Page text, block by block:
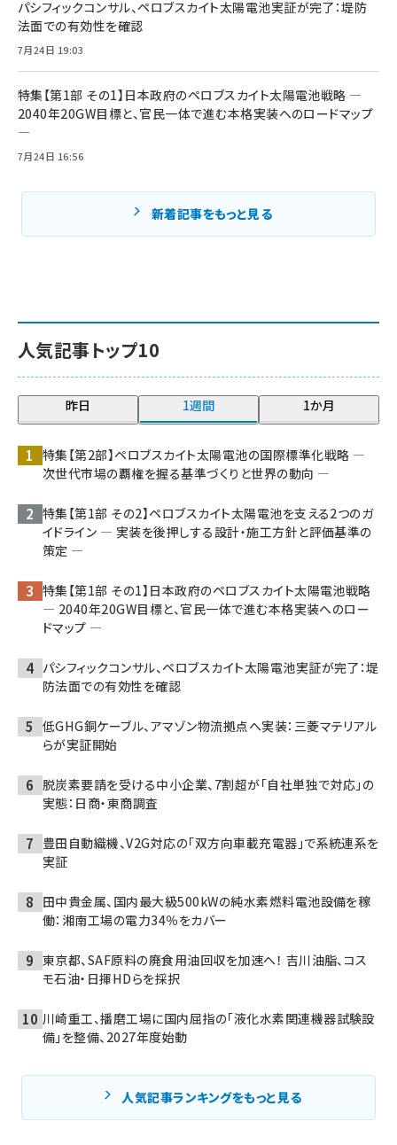
人気記事トップ10
昨日 1週間 1か月
特集【第2部】ペロブスカイト太陽電池の国際標準化戦略 ―
次世代市場の覇権を握る基準づくりと世界の動向 ―
特集【第1部 その2】ペロブスカイト太陽電池を支える2つのガ
イドライン ― 実装を後押しする設計・施工方針と評価基準の
策定 ―
特集【第1部 その1】日本政府のペロブスカイト太陽電池戦略
― 2040年20GW目標と、官民一体で進む本格実装へのロー
ドマップ ―
パシフィックコンサル、ペロブスカイト太陽電池実証が完了：堤
防法面での有効性を確認
低GHG銅ケーブル、アマゾン物流拠点へ実装：三菱マテリアル
らが実証開始
脱炭素要請を受ける中小企業、7割超が「自社単独で対応」の
実態：日商・東商調査
豊田自動織機、V2G対応の「双方向車載充電器」で系統連系を
実証
田中貴金属、国内最大級500kWの純水素燃料電池設備を稼
働：湘南工場の電力34％をカバー
東京都、SAF原料の廃食用油回収を加速へ！ 吉川油脂、コス
モ石油・日揮HDらを採択
川崎重工、播磨工場に国内屈指の「液化水素関連機器試験設
備」を整備、2027年度始動
人気記事ランキングをもっと見る
パシフィックコンサル、ペロブスカイト太陽電池実証が完了：堤防
法面での有効性を確認
7月24日 19:03
特集【第1部 その1】日本政府のペロブスカイト太陽電池戦略 ―
2040年20GW目標と、官民一体で進む本格実装へのロードマップ
―
7月24日 16:56
新着記事をもっと見る